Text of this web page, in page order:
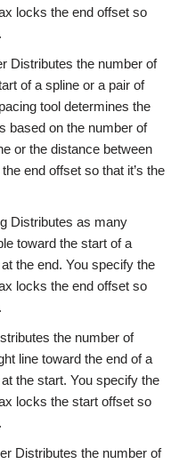
locks the end offset so
Distributes the number of
of a spline or a pair of
tool determines the
based on the number of
or the distance between
end offset so that it’s the
Distributes as many
toward the start of a
the end. You specify the
locks the end offset so
the number of
line toward the end of a
the start. You specify the
locks the start offset so
Distributes the number of